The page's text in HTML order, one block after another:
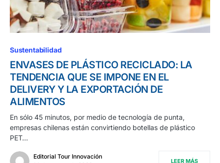
Sustentabilidad
ENVASES DE PLÁSTICO RECICLADO: LA
TENDENCIA QUE SE IMPONE EN EL
DELIVERY Y LA EXPORTACIÓN DE
ALIMENTOS
En sólo 45 minutos, por medio de tecnología de punta,
empresas chilenas están convirtiendo botellas de plástico
PET…
Editorial Tour Innovación
LEER MÁS